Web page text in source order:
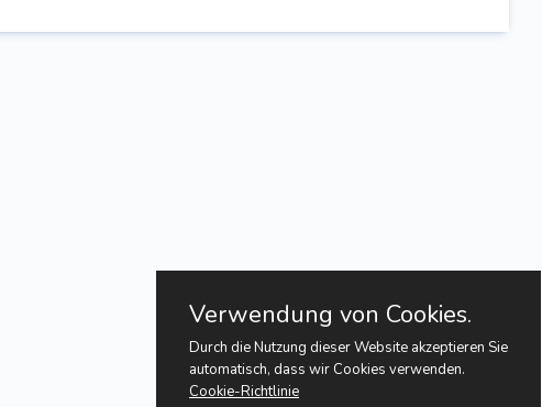
Verwendung von Cookies.
Durch die Nutzung dieser Website akzeptieren Sie
automatisch, dass wir Cookies verwenden.
Cookie-Richtlinie